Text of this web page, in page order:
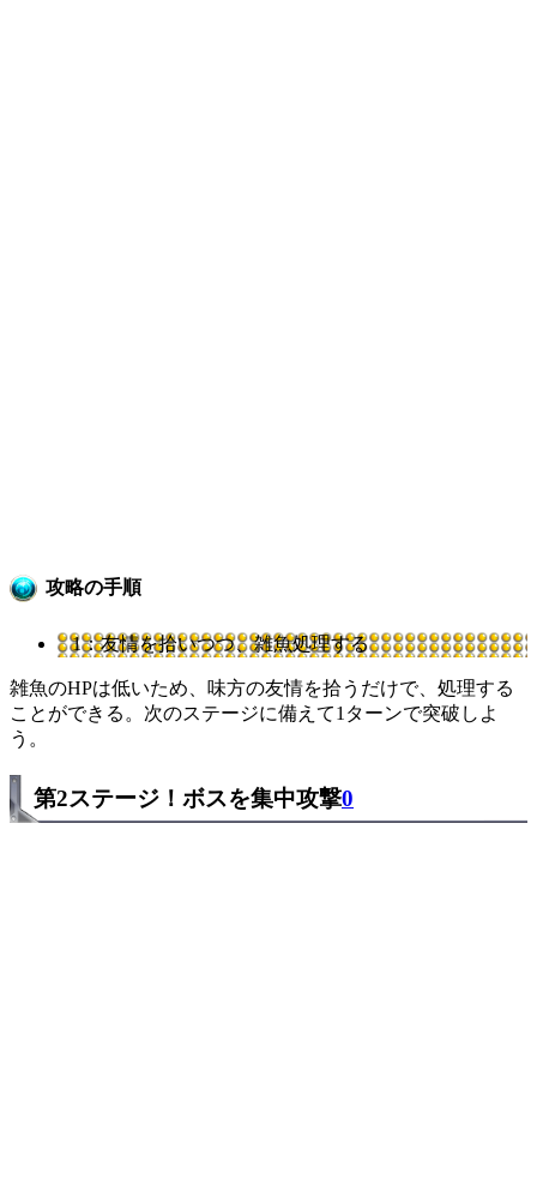
攻略の手順
1：友情を拾いつつ、雑魚処理する
雑魚のHPは低いため、味方の友情を拾うだけで、処理する
ことができる。次のステージに備えて1ターンで突破しよ
う。
第2ステージ！ボスを集中攻撃0